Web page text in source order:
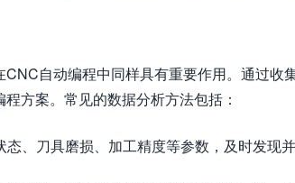
自动编程中同样具有重要作用。通过收
方案。常见的数据分析方法包括：
、刀具磨损、加工精度等参数，及时发现